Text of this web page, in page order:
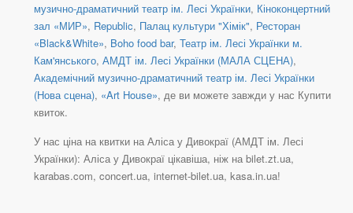
музично-драматичний театр ім. Лесі Українки, Кіноконцертний
зал «МИР», Republic, Палац культури "Хімік", Ресторан
«Black&White», Boho food bar, Театр ім. Лесі Українки м.
Кам'янського, АМДТ ім. Лесі Українки (МАЛА СЦЕНА),
Академічний музично-драматичний театр ім. Лесі Українки
(Нова сцена), «Art House», де ви можете завжди у нас Купити
квиток.
У нас ціна на квитки на Аліса у Дивокраї (АМДТ ім. Лесі
Українки): Аліса у Дивокраї цікавіша, ніж на bilet.zt.ua,
karabas.com, concert.ua, internet-bilet.ua, kasa.in.ua!